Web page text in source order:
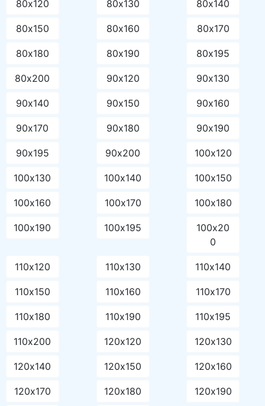
80х120 80х130 80х140
80х150 80х160 80х170
80х180 80х190 80х195
80х200 90х120 90х130
90х140 90х150 90х160
90х170 90х180 90х190
90х195 90х200 100х120
100х130 100х140 100х150
100х160 100х170 100х180
100х190 100х195
100х20
0
110х120 110х130 110х140
110х150 110х160 110х170
110х180 110х190 110х195
110х200 120х120 120х130
120х140 120х150 120х160
120х170 120х180 120х190